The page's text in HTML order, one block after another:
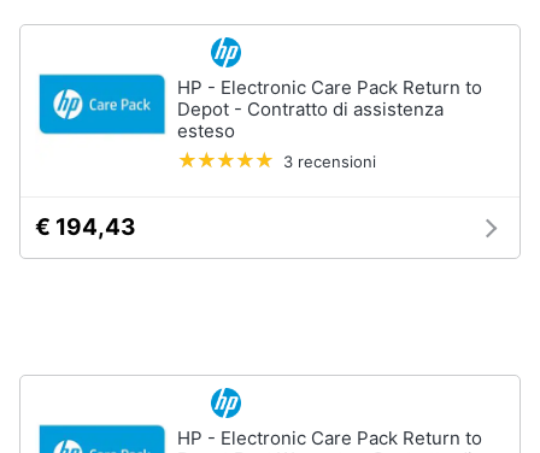
Abbigliamento
Sport
Motori
e
HP - Electronic Care Pack Return to
Depot - Contratto di assistenza
esteso
3 recensioni
€ 194,43
HP - Electronic Care Pack Return to